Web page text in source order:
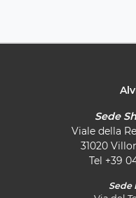
Sede
Viale della
31020
Tel +39
Sede